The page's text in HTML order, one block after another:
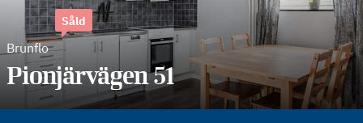
Brunflo
Såld
Pionjärvägen 51